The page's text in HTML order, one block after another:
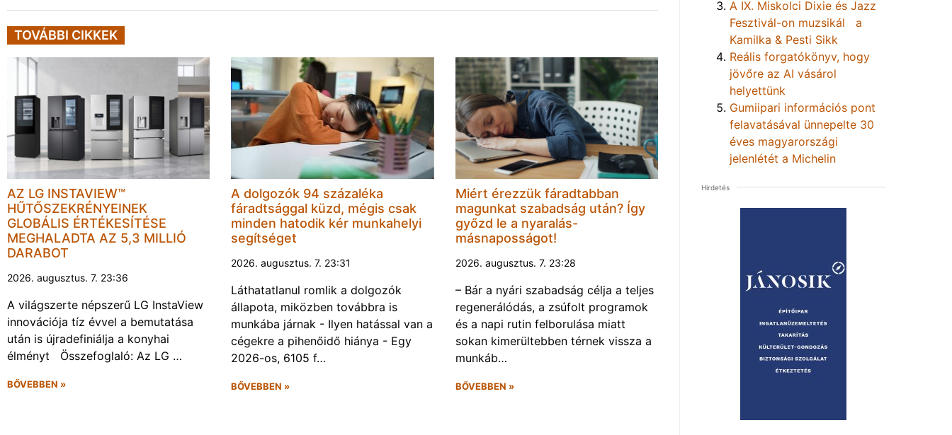
TOVÁBBI CIKKEK
AZ LG INSTAVIEW™
HŰTŐSZEKRÉNYEINEK
GLOBÁLIS ÉRTÉKESÍTÉSE
MEGHALADTA AZ 5,3 MILLIÓ
DARABOT
2026. augusztus. 7. 23:36
A világszerte népszerű LG InstaView
innovációja tíz évvel a bemutatása
után is újradefiniálja a konyhai
élményt Összefoglaló: Az LG …
BŐVEBBEN »
A dolgozók 94 százaléka
fáradtsággal küzd, mégis csak
minden hatodik kér munkahelyi
segítséget
2026. augusztus. 7. 23:31
Láthatatlanul romlik a dolgozók
állapota, miközben továbbra is
munkába járnak - Ilyen hatással van a
cégekre a pihenőidő hiánya - Egy
2026-os, 6105 f…
BŐVEBBEN »
Miért érezzük fáradtabban
magunkat szabadság után? Így
győzd le a nyaralás-
másnaposságot!
2026. augusztus. 7. 23:28
– Bár a nyári szabadság célja a teljes
regenerálódás, a zsúfolt programok
és a napi rutin felborulása miatt
sokan kimerültebben térnek vissza a
munkáb…
BŐVEBBEN »
A IX. Miskolci Dixie és Jazz
Fesztivál-on muzsikál a
Kamilka & Pesti Sikk
Reális forgatókönyv, hogy
jövőre az AI vásárol
helyettünk
Gumiipari információs pont
felavatásával ünnepelte 30
éves magyarországi
jelenlétét a Michelin
Hirdetés